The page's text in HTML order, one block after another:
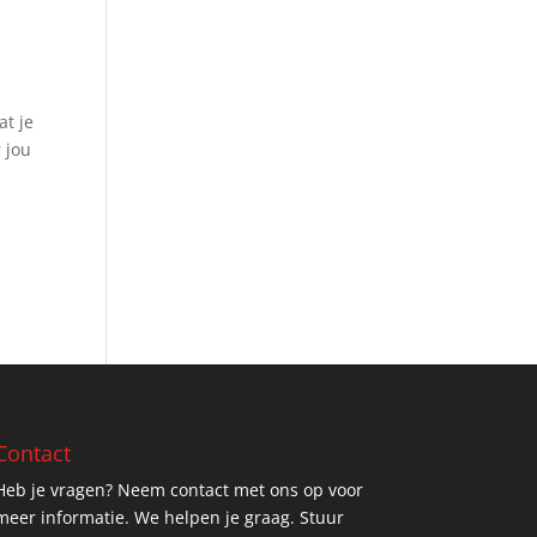
je
jou
je vragen? Neem contact met ons op voor
informatie. We helpen je graag. Stuur